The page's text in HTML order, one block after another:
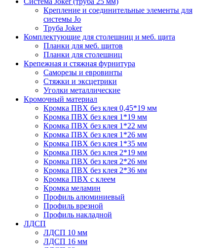
Крепление и соединительные элементы для
системы Jo
Труба Joker
Комплектующие для столешниц и меб. щита
Планки для меб. щитов
Планки для столешниц
Крепежная и стяжная фурнитура
Саморезы и евровинты
Стяжки и эксцетрики
Уголки металлические
Кромочный материал
Кромка ПВХ без клея 0,45*19 мм
Кромка ПВХ без клея 1*19 мм
Кромка ПВХ без клея 1*22 мм
Кромка ПВХ без клея 1*26 мм
Кромка ПВХ без клея 1*35 мм
Кромка ПВХ без клея 2*19 мм
Кромка ПВХ без клея 2*26 мм
Кромка ПВХ без клея 2*36 мм
Кромка ПВХ с клеем
Кромка меламин
Профиль алюминиевый
Профиль врезной
Профиль накладной
ЛДСП
ЛДСП 10 мм
ЛДСП 16 мм